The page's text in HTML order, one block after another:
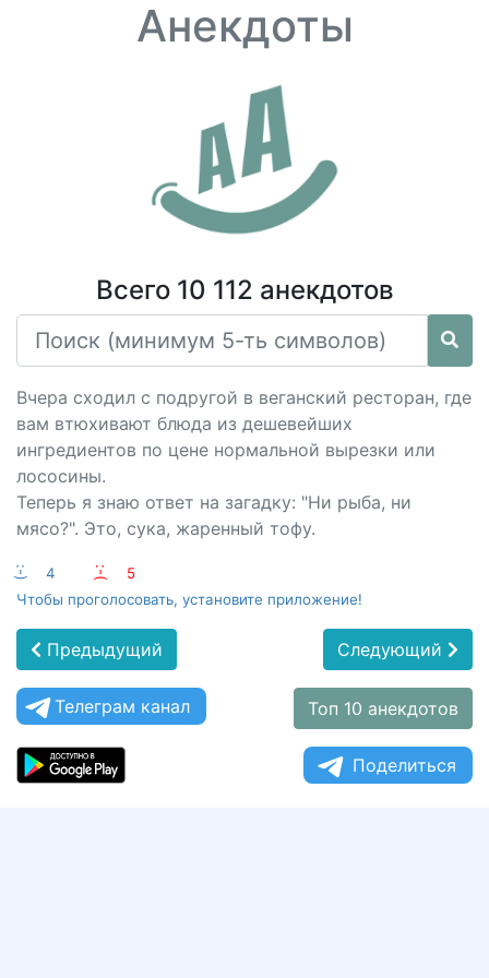
Анекдоты
Всего 10 112 анекдотов
Вчера сходил с подругой в веганский ресторан, где
вам втюхивают блюда из дешевейших
ингредиентов по цене нормальной вырезки или
лососины.
Теперь я знаю ответ на загадку: "Ни рыба, ни
мясо?". Это, сука, жаренный тофу.
:-) 4 :-(
5
Чтобы проголосовать, установите приложение!
Предыдущий Следующий
Телеграм канал Топ 10 анекдотов
Поделиться